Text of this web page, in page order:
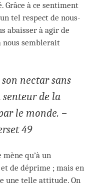
Grâce à ce sentiment
tel respect de nous-
abaisser à agir de
nous semblerait
nectar sans
de la
le monde. –
49
qu’à un
de déprime ; mais en
une telle attitude. On